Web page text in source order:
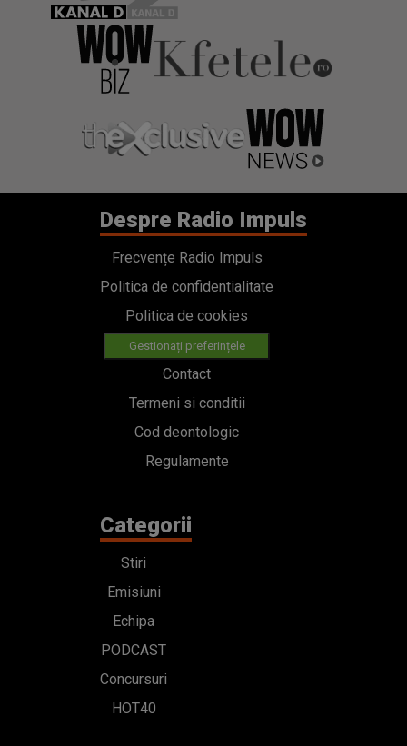
Despre Radio Impuls
Frecvențe Radio Impuls
Politica de confidentialitate
Politica de cookies
Gestionați preferințele
Contact
Termeni si conditii
Cod deontologic
Regulamente
Categorii
Stiri
Emisiuni
Echipa
PODCAST
Concursuri
HOT40